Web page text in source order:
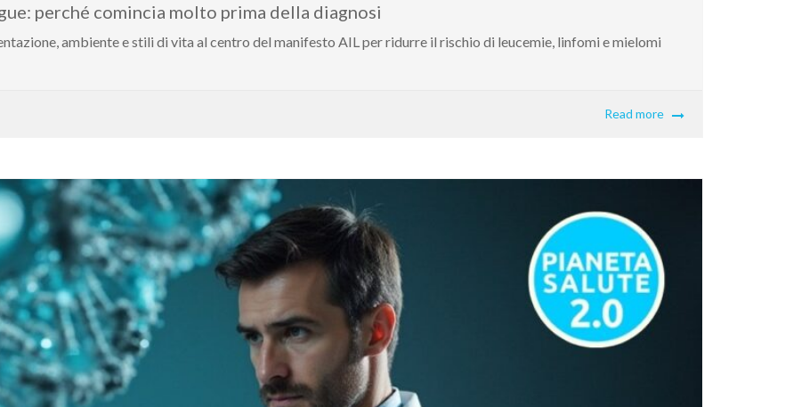
perché comincia molto prima della diagnosi
ambiente e stili di vita al centro del manifesto AIL per ridurre il rischio di leucemie, linfomi e mielomi
Read more